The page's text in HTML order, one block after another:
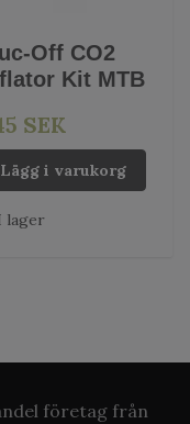
Off CO2
Kit MTB
SEK
Lägg i varukorg
lager
företag från